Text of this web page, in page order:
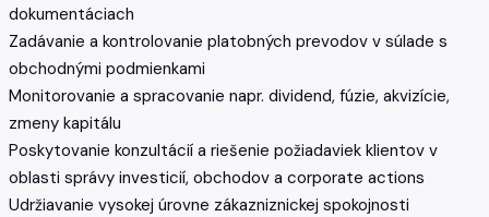
dokumentáciach
Zadávanie a kontrolovanie platobných prevodov v súlade s
obchodnými podmienkami
Monitorovanie a spracovanie napr. dividend, fúzie, akvizície,
zmeny kapitálu
Poskytovanie konzultácií a riešenie požiadaviek klientov v
oblasti správy investicií, obchodov a corporate actions
Udržiavanie vysokej úrovne zákazniznickej spokojnosti